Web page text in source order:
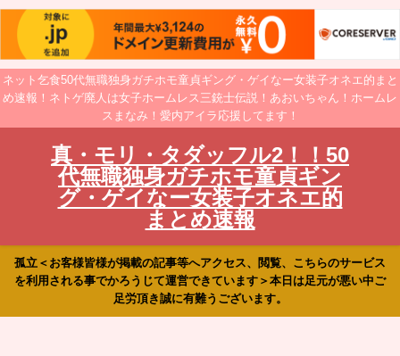
ネット乞食50代無職独身ガチホモ童貞ギング・ゲイなー女装子オネエ的まと
め速報！ネトゲ廃人は女子ホームレス三銃士伝説！あおいちゃん！ホームレ
スまなみ！愛内アイラ応援してます！
真・モリ・タダッフル2！！50
代無職独身ガチホモ童貞ギン
グ・ゲイなー女装子オネエ的
まとめ速報
孤立＜お客様皆様が掲載の記事等へアクセス、閲覧、こちらのサービス
を利用される事でかろうじて運営できています＞本日は足元が悪い中ご
足労頂き誠に有難うございます。